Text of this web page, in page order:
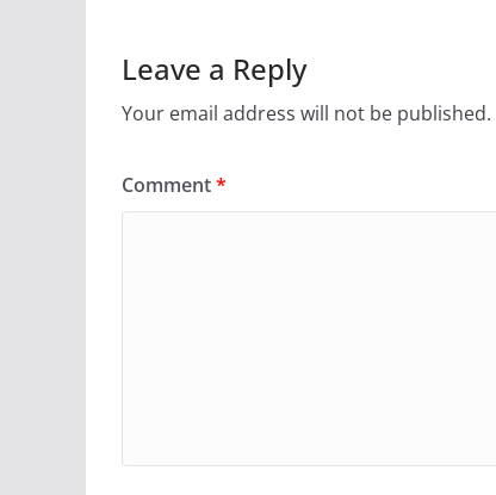
Leave a Reply
Your email address will not be published.
Comment*